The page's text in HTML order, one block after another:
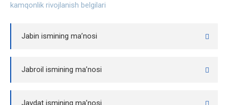
kamqonlik rivojlanish belgilari
Jabin ismining ma’nosi
Jabroil ismining ma’nosi
Javdat ismining ma’nosi